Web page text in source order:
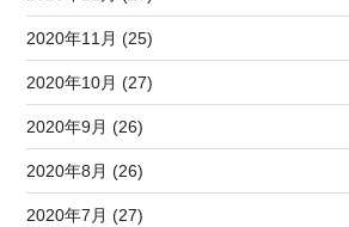
2020年11月 (25)
2020年10月 (27)
2020年9月 (26)
2020年8月 (26)
2020年7月 (27)